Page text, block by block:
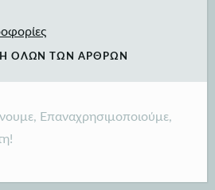
ΌΛΩΝ ΤΩΝ ΆΡΘΡΩΝ
, Επαναχρησιμοποιούμε,